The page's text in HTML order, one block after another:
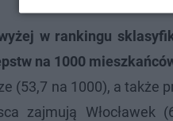
w rankingu
na 1000
(53,7 na 1000), a także
zajmują